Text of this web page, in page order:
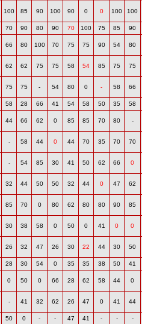
100 85 90 100 90 0 0 100 100
70 90 80 90 70 100 75 85 90
66 80 100 70 75 75 90 54 80
62 62 75 75 58 54 85 75 75
75 75 - 54 80 0 - 58 66
58 28 66 41 54 58 50 35 58
44 66 62 0 85 85 70 80 -
- 58 44 0 44 70 35 70 70
- 54 85 30 41 50 62 66 0
32 44 50 50 32 44 0 47 62
85 70 0 80 62 80 80 90 85
30 38 58 0 50 0 41 0 0
26 32 47 26 30 22 44 30 50
28 30 54 0 35 35 38 50 41
0 50 0 66 28 62 58 44 0
- 41 32 62 26 47 0 41 44
50 0 - - 47 41 - -
-